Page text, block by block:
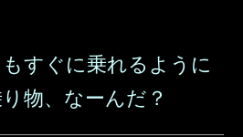
すぐに乗れるように
物、なーんだ？